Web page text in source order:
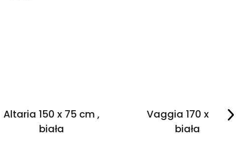
Altaria 150 x 75 cm ,
biała
Vaggia 170 x 75 ,
biała